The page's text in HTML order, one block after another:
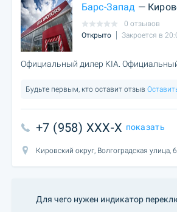
Барс-Запад —
0 отзывов
Открыто
Закроется в
Официальный дилер KIA. Официальный
Будьте первым, кто оставит отзыв
+7 (958) XXX-X показать
Кировский округ, Волгоградская улица,
Для чего нужен индикатор